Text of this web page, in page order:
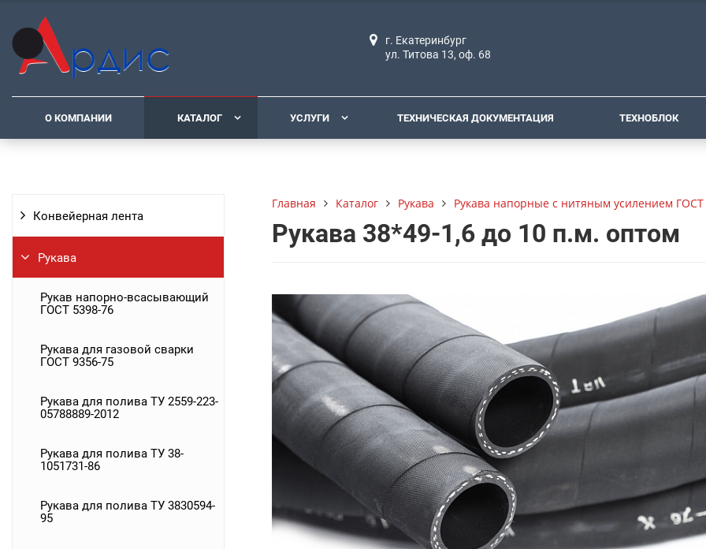
г. Екатеринбург
ул. Титова 13, оф. 68
О КОМПАНИИ КАТАЛОГ УСЛУГИ ТЕХНИЧЕСКАЯ ДОКУМЕНТАЦИЯ ТЕХНОБЛОК
Конвейерная лента
Рукава
Рукав напорно-всасывающий
ГОСТ 5398-76
Рукава для газовой сварки
ГОСТ 9356-75
Рукава для полива ТУ 2559-223-
05788889-2012
Рукава для полива ТУ 38-
1051731-86
Рукава для полива ТУ 3830594-
95
Главная Каталог Рукава Рукава напорные с нитяным усилением ГОСТ
Рукава 38*49-1,6 до 10 п.м. оптом